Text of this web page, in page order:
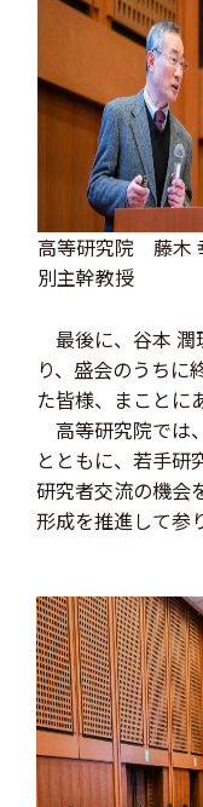
高等研究院 藤木
別主幹教授
最後に、谷本 潤
り、盛会のうちに
た皆様、まことに
高等研究院では
とともに、若手研
研究者交流の機会
形成を推進して参